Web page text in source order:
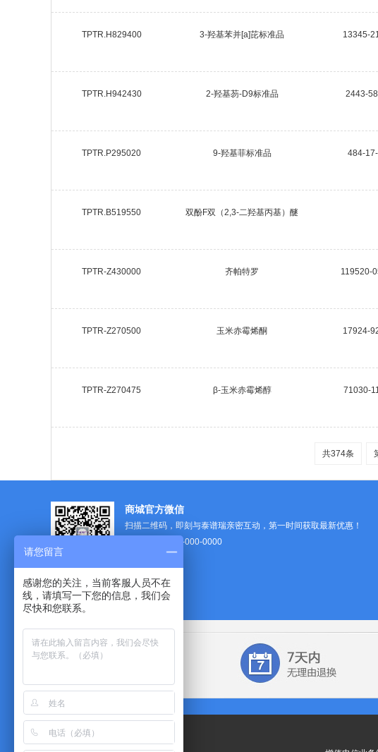
TPTR.H829400 3-羟基苯并[a]芘标准品 13345-
TPTR.H942430 2-羟基芴-D9标准品 2443-
TPTR.P295020 9-羟基菲标准品 484-
TPTR.B519550 双酚F双（2,3-二羟基丙基）醚
TPTR-Z430000 齐帕特罗 119520-
TPTR-Z270500 玉米赤霉烯酮 17924-
TPTR-Z270475 β-玉米赤霉烯醇 71030-
共374条
商城官方微信
扫描二维码，即刻与泰谱瑞亲密互动，第一时间获取最新优惠！
400-000-0000
联系我们
请您留言
感谢您的关注，当前客服人员不在
线，请填写一下您的信息，我们会
尽快和您联系。